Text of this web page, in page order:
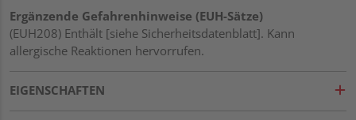
Ergänzende Gefahrenhinweise (EUH-Sätze)
(EUH208) Enthält [siehe Sicherheitsdatenblatt]. Kann
allergische Reaktionen hervorrufen.
EIGENSCHAFTEN